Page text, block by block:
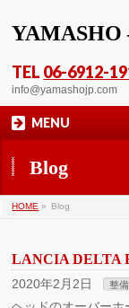
YAMASHO
TEL 06-6912-
info@yamashojp.com
MENU
Blog
HOME » Blog
LANCIA DELTA
2020年2月2日 整備